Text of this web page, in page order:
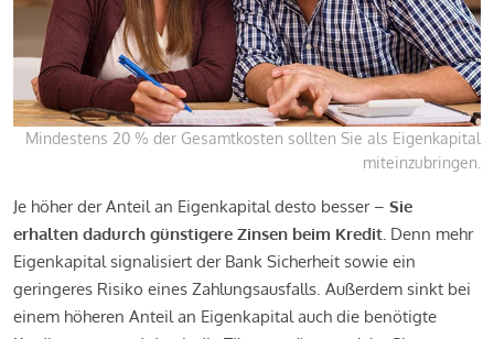
Mindestens 20 % der Gesamtkosten sollten Sie als Eigenkapital
miteinzubringen.
Je höher der Anteil an Eigenkapital desto besser – Sie
erhalten dadurch günstigere Zinsen beim Kredit. Denn mehr
Eigenkapital signalisiert der Bank Sicherheit sowie ein
geringeres Risiko eines Zahlungsausfalls. Außerdem sinkt bei
einem höheren Anteil an Eigenkapital auch die benötigte